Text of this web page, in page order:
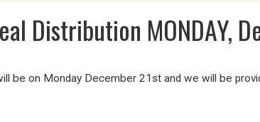
Distribution MONDAY,
be on Monday December 21st and we will be